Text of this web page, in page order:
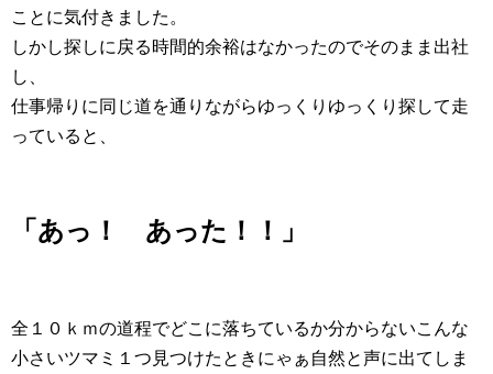
ことに気付きました。
しかし探しに戻る時間的余裕はなかったのでそのまま出社
し、
仕事帰りに同じ道を通りながらゆっくりゆっくり探して走
っていると、
「あっ！ あった！！」
全１０ｋｍの道程でどこに落ちているか分からないこんな
小さいツマミ１つ見つけたときにゃぁ自然と声に出てしま